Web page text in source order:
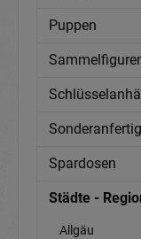
Puppen
Spardosen
Städte -
Allgäu